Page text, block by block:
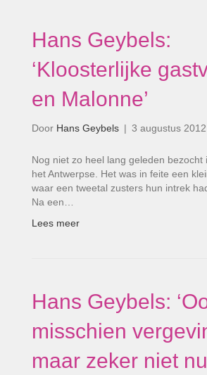
Hans Geybels:
‘Kloosterlijke
en Malonne’
Door Hans Geybels | 3 augustus 2012
Nog niet zo heel lang geleden bezocht
het Antwerpse. Het was in feite een
waar een tweetal zusters hun intrek
Na een…
Lees meer
Hans Geybels:
misschien
maar zeker niet